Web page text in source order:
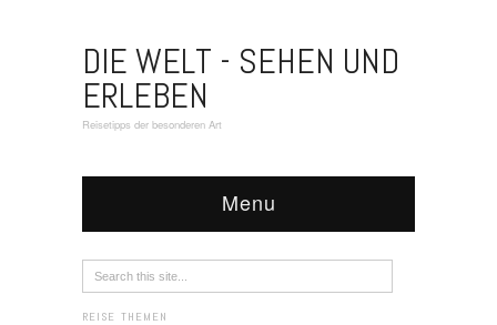
DIE WELT - SEHEN UND
ERLEBEN
Reisetipps der besonderen Art
Menu
REISE THEMEN